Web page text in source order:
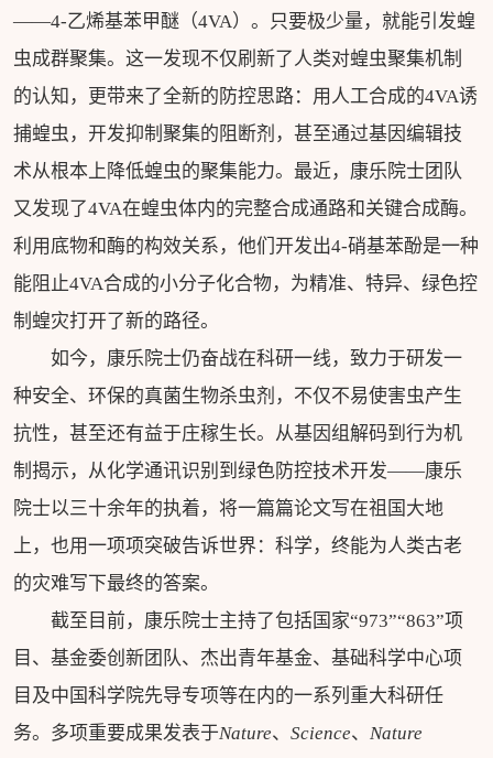
——4-乙烯基苯甲醚（4VA）。只要极少量，就能引发蝗
虫成群聚集。这一发现不仅刷新了人类对蝗虫聚集机制
的认知，更带来了全新的防控思路：用人工合成的4VA诱
捕蝗虫，开发抑制聚集的阻断剂，甚至通过基因编辑技
术从根本上降低蝗虫的聚集能力。最近，康乐院士团队
又发现了4VA在蝗虫体内的完整合成通路和关键合成酶。
利用底物和酶的构效关系，他们开发出4-硝基苯酚是一种
能阻止4VA合成的小分子化合物，为精准、特异、绿色控
制蝗灾打开了新的路径。
如今，康乐院士仍奋战在科研一线，致力于研发一
种安全、环保的真菌生物杀虫剂，不仅不易使害虫产生
抗性，甚至还有益于庄稼生长。从基因组解码到行为机
制揭示，从化学通讯识别到绿色防控技术开发——康乐
院士以三十余年的执着，将一篇篇论文写在祖国大地
上，也用一项项突破告诉世界：科学，终能为人类古老
的灾难写下最终的答案。
截至目前，康乐院士主持了包括国家“973”“863”项
目、基金委创新团队、杰出青年基金、基础科学中心项
目及中国科学院先导专项等在内的一系列重大科研任
务。多项重要成果发表于Nature、 Science、 Nature